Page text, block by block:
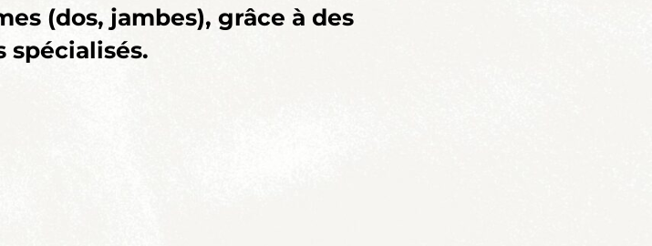
(dos, jambes), grâce à des
spécialisés.